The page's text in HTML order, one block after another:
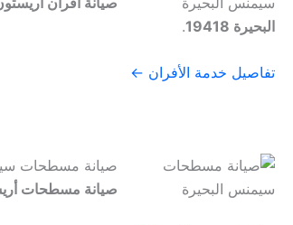
البحيرة 19418
.
تفاصيل خدمة الأفران ←
صيانة مسطحات
صيانة مسطحات